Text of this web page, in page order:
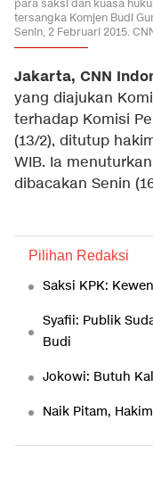
para saksi dan kuasa
tersangka Komjen Budi
Senin, 2 Februari 2015.
Jakarta, CNN
yang diajukan
terhadap Komisi
(13/2), ditutup
WIB. Ia
dibacakan Senin
Pilihan Redaksi
Saksi KPK:
Syafii: Publik
Budi
Jokowi: Butuh
Naik Pitam,